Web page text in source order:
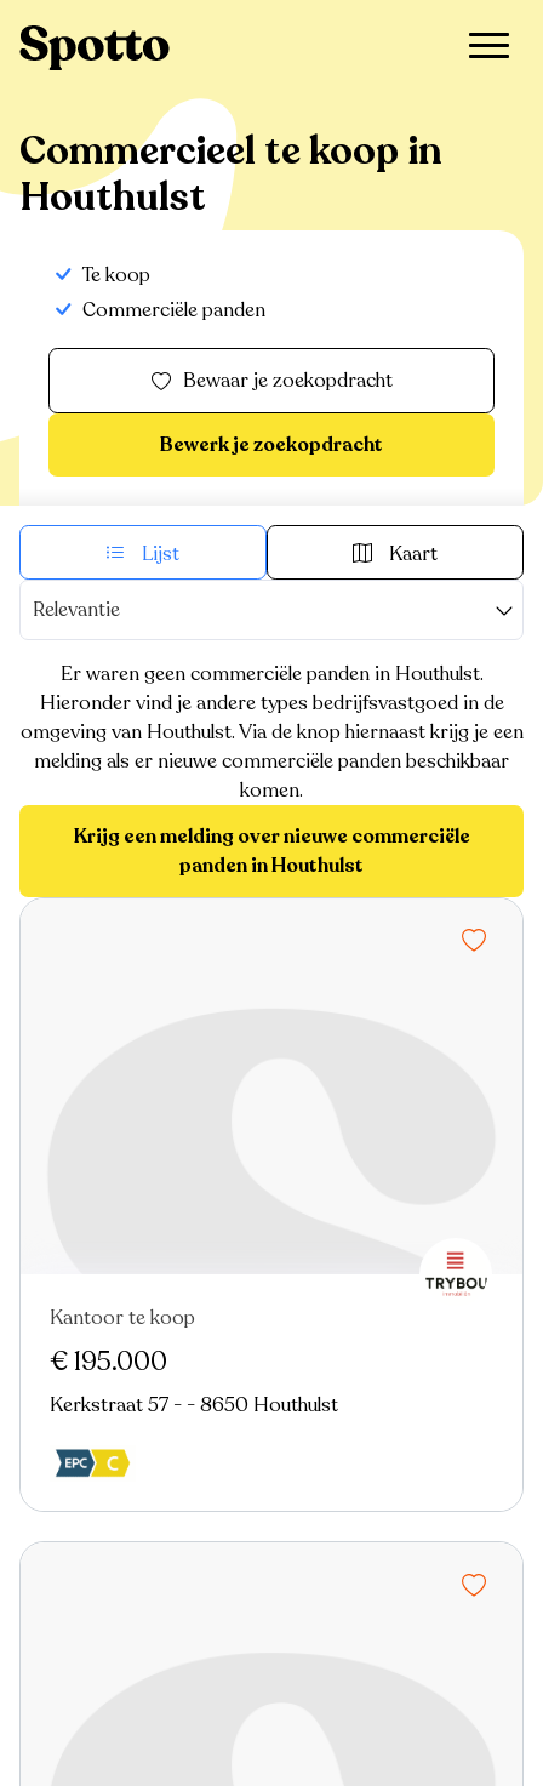
Houthulst
Commercieel te koop in
Houthulst
Te koop
Commerciële panden
Bewaar je zoekopdracht
Bewerk je zoekopdracht
Lijst Kaart
Relevantie
Er waren geen commerciële panden in Houthulst.
Hieronder vind je andere types bedrijfsvastgoed in de
omgeving van Houthulst. Via de knop hiernaast krijg je een
melding als er nieuwe commerciële panden beschikbaar
komen.
Krijg een melding over nieuwe commerciële
panden in Houthulst
Kantoor te koop
€ 195.000
Kerkstraat 57 - - 8650 Houthulst